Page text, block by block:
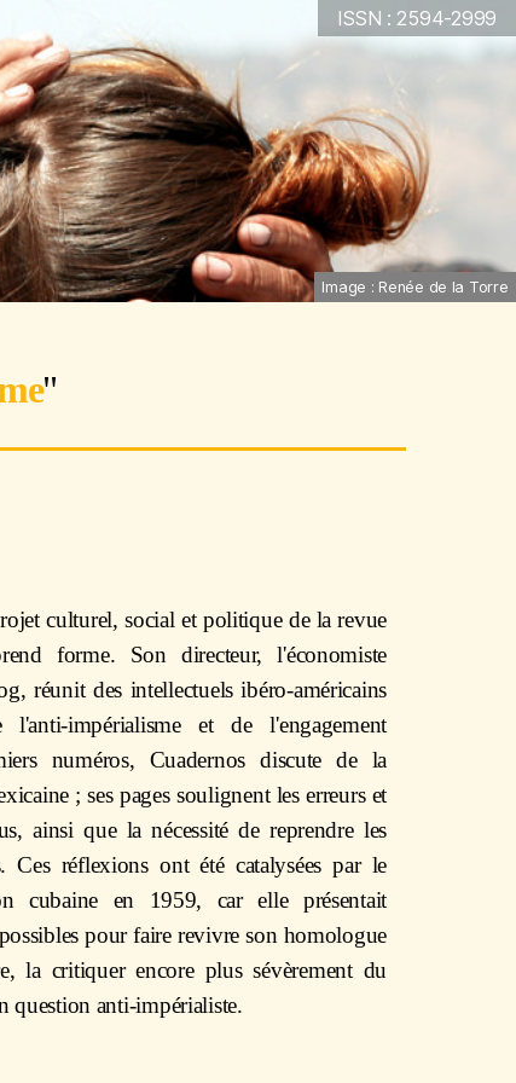
ISSN : 2594-2999
Image : Renée de la Torre
"
culturel, social et politique de la revue
forme. Son directeur, l'économiste
réunit des intellectuels ibéro-américains
impérialisme et de l'engagement
numéros, Cuadernos discute de la
; ses pages soulignent les erreurs et
ainsi que la nécessité de reprendre les
Ces réflexions ont été catalysées par le
cubaine en 1959, car elle présentait
pour faire revivre son homologue
la critiquer encore plus sévèrement du
question anti-impérialiste.